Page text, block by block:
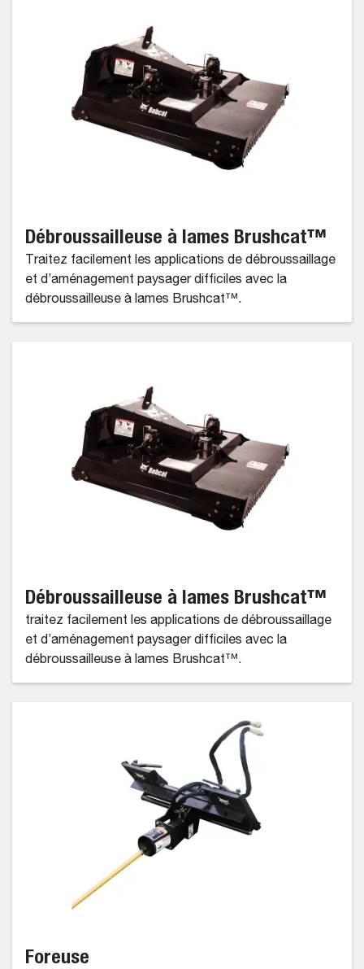
Débroussailleuse à lames Brushcat™
Traitez facilement les applications de débroussaillage
et d’aménagement paysager difficiles avec la
débroussailleuse à lames Brushcat™.
Débroussailleuse à lames Brushcat™
traitez facilement les applications de débroussaillage
et d’aménagement paysager difficiles avec la
débroussailleuse à lames Brushcat™.
Foreuse